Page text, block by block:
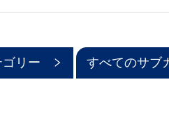
リー すべてのサブ